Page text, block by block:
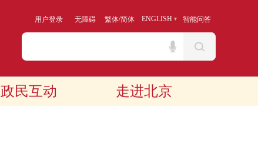
用户登录 无障碍 繁体/简体 ENGLISH 智能问答
政民互动 走进北京